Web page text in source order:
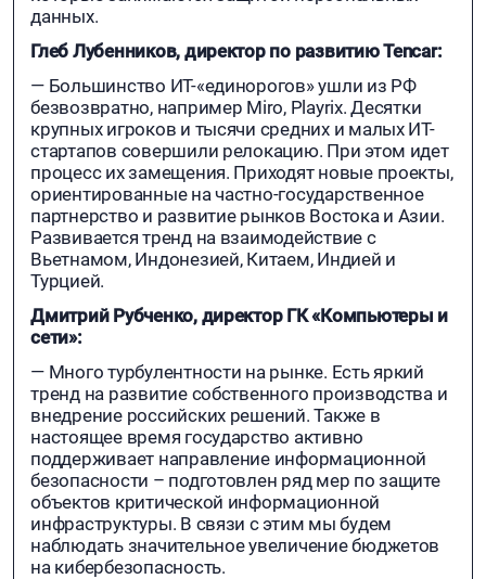
данных.
Глеб Лубенников, директор по развитию Tencar:
— Большинство ИT-«единорогов» ушли из РФ
безвозвратно, например Miro, Playrix. Десятки
крупных игроков и тысячи средних и малых ИT-
стартапов совершили релокацию. При этом идет
процесс их замещения. Приходят новые проекты,
ориентированные на частно-государственное
партнерство и развитие рынков Востока и Азии.
Развивается тренд на взаимодействие с
Вьетнамом, Индонезией, Китаем, Индией и
Турцией.
Дмитрий Рубченко, директор ГК «Компьютеры и
сети»:
— Много турбулентности на рынке. Есть яркий
тренд на развитие собственного производства и
внедрение российских решений. Также в
настоящее время государство активно
поддерживает направление информационной
безопасности – подготовлен ряд мер по защите
объектов критической информационной
инфраструктуры. В связи с этим мы будем
наблюдать значительное увеличение бюджетов
на кибербезопасность.